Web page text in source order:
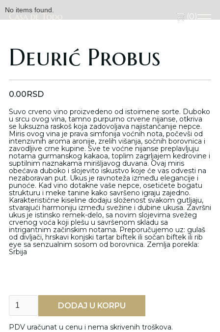
Casa de Todo (0)
Casa de Todo
No items found.
Deurić Probus
0.00RSD
Suvo crveno vino proizvedeno od istoimene sorte. Duboko
u srcu ovog vina, tamno purpurno crvene nijanse, otkriva
se luksuzna raskoš koja zadovoljava najistančanije nepce.
Miris ovog vina je prava simfonija voćnih nota, počevši od
intenzivnih aroma aronije, zrelih višanja, sočnih borovnica i
zavodljive crne kupine. Sve te voćne nijanse preplavljuju
notama gurmanskog kakaoa, toplim zagrljajem kedrovine i
suptilnim naznakama mirišljavog duvana. Ovaj miris
obećava duboko i slojevito iskustvo koje će vas odvesti na
nezaboravan put. Ukus je ravnoteža između elegancije i
punoće. Kad vino dotakne vaše nepce, osetićete bogatu
strukturu i meke tanine kako savršeno igraju zajedno.
Karakteristične kiseline dodaju složenost svakom gutljaju,
stvarajući harmoniju između svežine i dubine ukusa. Završni
ukus je istinsko remek-delo, sa novim slojevima svežeg
crvenog voća koji plešu u savršenom skladu sa
intrigantnim začinskim notama. Preporučujemo uz: gulaš
od divljači, hrskavi konjski tartar biftek ili sočan biftek ili rib
eye sa senzualnim sosom od borovnica. Zemlja porekla:
Srbija
PDV uračunat u cenu i nema skrivenih troškova.